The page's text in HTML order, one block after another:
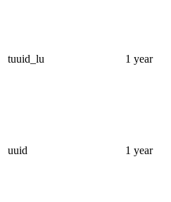
tuuid_lu 1 year
uuid 1 year